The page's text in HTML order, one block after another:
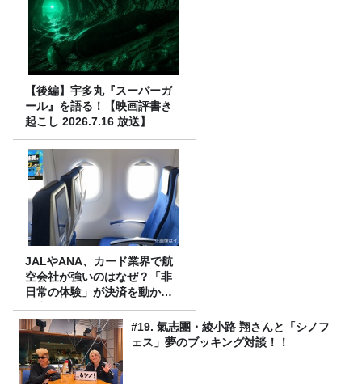
【後編】宇多丸『スーパーガ
ール』を語る！【映画評書き
起こし 2026.7.16 放送】
JALやANA、カード業界で航
空会社が強いのはなぜ？「非
日常の体験」が決済を動かす
理由
#19. 氣志團・綾小路 翔さんと「シノフ
ェス」夢のブッキング対談！！